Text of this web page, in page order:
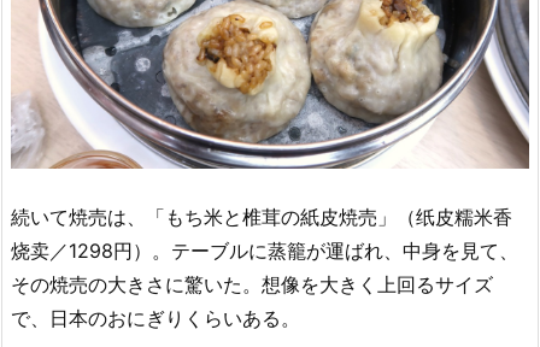
続いて焼売は、「もち米と椎茸の紙皮焼売」（纸皮糯米香
烧卖／1298円）。テーブルに蒸籠が運ばれ、中身を見て、
その焼売の大きさに驚いた。想像を大きく上回るサイズ
で、日本のおにぎりくらいある。